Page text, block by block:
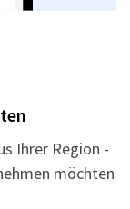
Ihrer Region -
möchten